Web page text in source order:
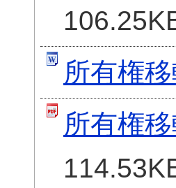
所有権
所有権